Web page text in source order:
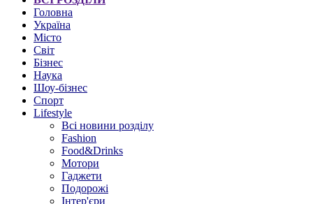
Головна
Україна
Місто
Світ
Бізнес
Наука
Шоу-бізнес
Спорт
Lifestyle
Всі новини розділу
Fashion
Food&Drinks
Мотори
Гаджети
Подорожі
Інтер'єри